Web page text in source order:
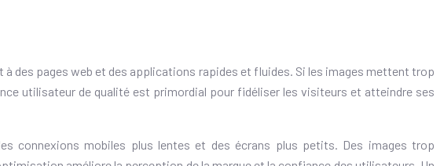
des pages web et des applications rapides et fluides. Si les images mettent trop
utilisateur de qualité est primordial pour fidéliser les visiteurs et atteindre ses
connexions mobiles plus lentes et des écrans plus petits. Des images trop